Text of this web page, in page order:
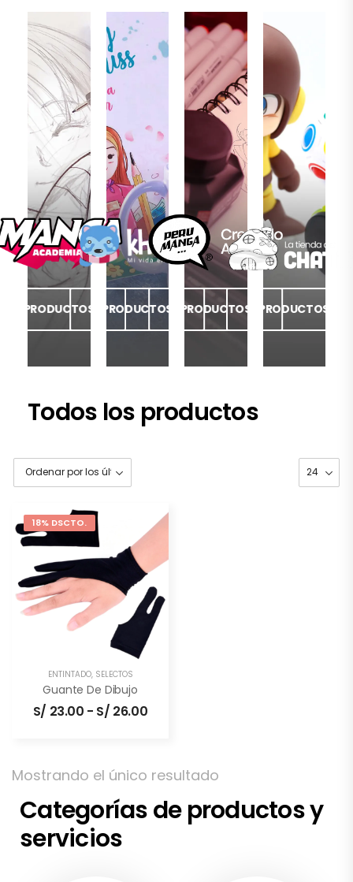
PRODUCTOS PRODUCTOS PRODUCTOS PRODUCTOS
Todos los productos
18% DSCTO.
ENTINTADO, SELECTOS
Guante De Dibujo
S/ 23.00 - S/ 26.00
Mostrando el único resultado
Categorías de productos y
servicios